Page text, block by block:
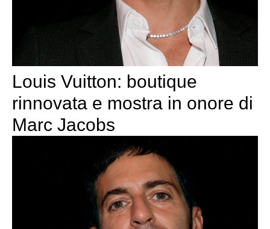
Louis Vuitton: boutique
rinnovata e mostra in onore di
Marc Jacobs